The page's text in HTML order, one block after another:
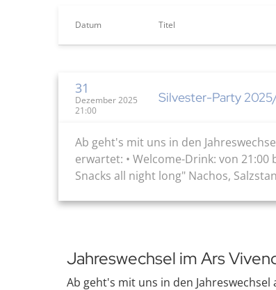
Datum Titel
31
Dezember 2025
21:00
Silvester-Party
Ab geht's mit uns in den
erwartet: • Welcome-Drink: von
Snacks all night long" Nachos,
Jahreswechsel im Ars
Ab geht's mit uns in den